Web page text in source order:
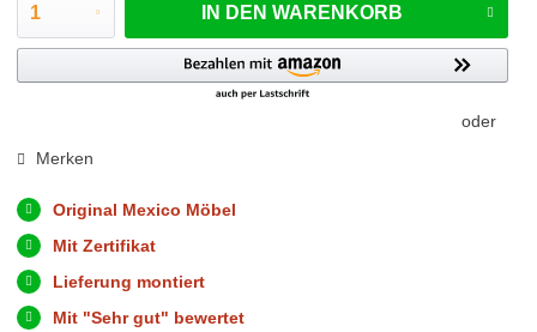
IN DEN WARENKORB
oder
Merken
Original Mexico Möbel
Mit Zertifikat
Lieferung montiert
Mit "Sehr gut" bewertet